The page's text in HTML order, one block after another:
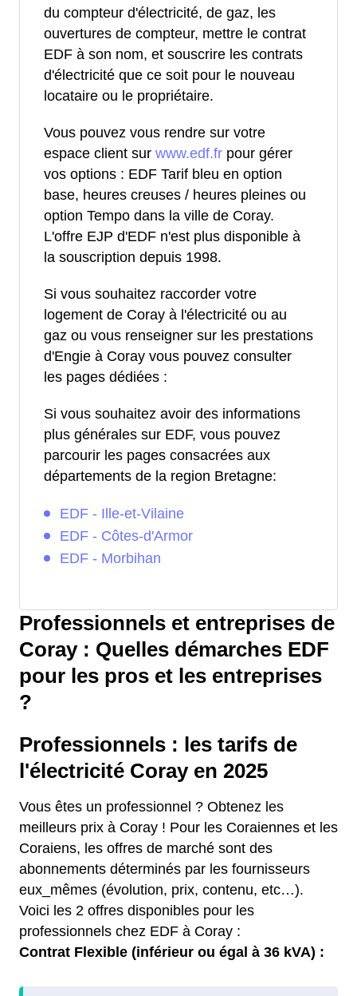
du compteur d'électricité, de gaz, les
ouvertures de compteur, mettre le contrat
EDF à son nom, et souscrire les contrats
d'électricité que ce soit pour le nouveau
locataire ou le propriétaire.
Vous pouvez vous rendre sur votre
espace client sur www.edf.fr pour gérer
vos options : EDF Tarif bleu en option
base, heures creuses / heures pleines ou
option Tempo dans la ville de Coray.
L'offre EJP d'EDF n'est plus disponible à
la souscription depuis 1998.
Si vous souhaitez raccorder votre
logement de Coray à l'électricité ou au
gaz ou vous renseigner sur les prestations
d'Engie à Coray vous pouvez consulter
les pages dédiées :
Si vous souhaitez avoir des informations
plus générales sur EDF, vous pouvez
parcourir les pages consacrées aux
départements de la region Bretagne:
EDF - Ille-et-Vilaine
EDF - Côtes-d'Armor
EDF - Morbihan
Professionnels et entreprises de
Coray : Quelles démarches EDF
pour les pros et les entreprises
?
Professionnels : les tarifs de
l'électricité Coray en 2025
Vous êtes un professionnel ? Obtenez les
meilleurs prix à Coray ! Pour les Coraiennes et les
Coraiens, les offres de marché sont des
abonnements déterminés par les fournisseurs
eux_mêmes (évolution, prix, contenu, etc…).
Voici les 2 offres disponibles pour les
professionnels chez EDF à Coray :
Contrat Flexible (inférieur ou égal à 36 kVA) :